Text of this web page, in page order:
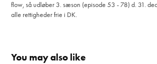
flow, så udløber 3. sæson (episode 53 - 78) d. 31.
alle rettigheder frie i DK.
You may also like